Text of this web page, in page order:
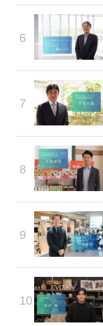
6
7
8
9
10